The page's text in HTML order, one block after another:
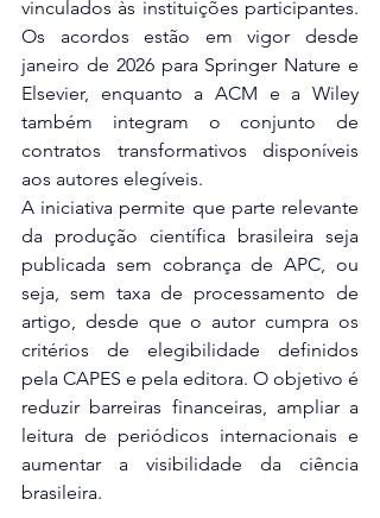
vinculados às instituições participantes.
Os acordos estão em vigor desde
janeiro de 2026 para Springer Nature e
Elsevier, enquanto a ACM e a Wiley
também integram o conjunto de
contratos transformativos disponíveis
aos autores elegíveis.
A iniciativa permite que parte relevante
da produção científica brasileira seja
publicada sem cobrança de APC, ou
seja, sem taxa de processamento de
artigo, desde que o autor cumpra os
critérios de elegibilidade definidos
pela CAPES e pela editora. O objetivo é
reduzir barreiras financeiras, ampliar a
leitura de periódicos internacionais e
aumentar a visibilidade da ciência
brasileira.